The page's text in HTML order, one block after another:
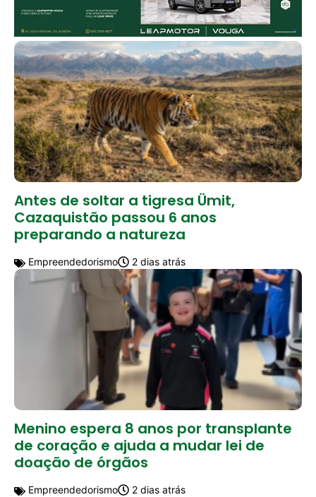
Antes de soltar a tigresa Ümit,
Cazaquistão passou 6 anos
preparando a natureza
Empreendedorismo 2 dias atrás
Menino espera 8 anos por transplante
de coração e ajuda a mudar lei de
doação de órgãos
Empreendedorismo 2 dias atrás